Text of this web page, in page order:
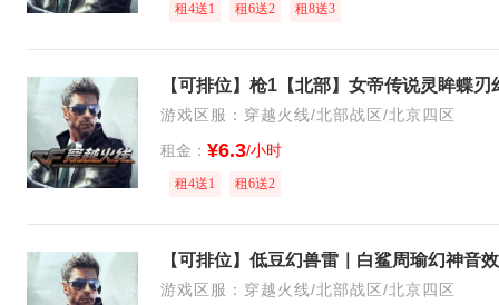
租4送1 租6送2 租8送3
游戏区服：穿越火线/北部战区/北京四区
租金： ¥6.3/小时
租4送1 租6送2
游戏区服：穿越火线/北部战区/北京四区